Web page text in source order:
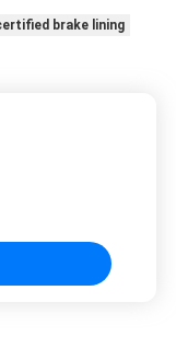
brake lining